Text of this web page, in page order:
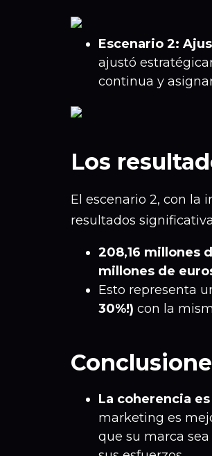
Escenario 2:
ajustó
continua y
Los
El escenario 2, con la
resultados
208,16 millones
millones de
Esto representa
30%!) con la
La coherencia
marketing es
que su marca